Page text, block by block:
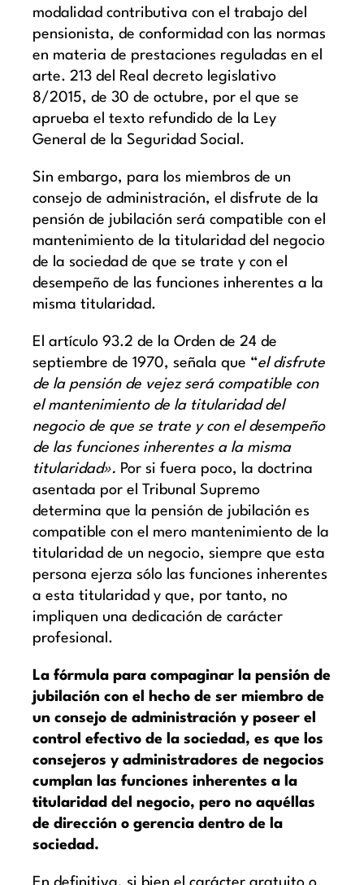
modalidad contributiva con el trabajo del
pensionista, de conformidad con las normas
en materia de prestaciones reguladas en el
arte. 213 del Real decreto legislativo
8/2015, de 30 de octubre, por el que se
aprueba el texto refundido de la Ley
General de la Seguridad Social.
Sin embargo, para los miembros de un
consejo de administración, el disfrute de la
pensión de jubilación será compatible con el
mantenimiento de la titularidad del negocio
de la sociedad de que se trate y con el
desempeño de las funciones inherentes a la
misma titularidad.
El artículo 93.2 de la Orden de 24 de
septiembre de 1970, señala que “el disfrute
de la pensión de vejez será compatible con
el mantenimiento de la titularidad del
negocio de que se trate y con el desempeño
de las funciones inherentes a la misma
titularidad». Por si fuera poco, la doctrina
asentada por el Tribunal Supremo
determina que la pensión de jubilación es
compatible con el mero mantenimiento de la
titularidad de un negocio, siempre que esta
persona ejerza sólo las funciones inherentes
a esta titularidad y que, por tanto, no
impliquen una dedicación de carácter
profesional.
La fórmula para compaginar la pensión de
jubilación con el hecho de ser miembro de
un consejo de administración y poseer el
control efectivo de la sociedad, es que los
consejeros y administradores de negocios
cumplan las funciones inherentes a la
titularidad del negocio, pero no aquéllas
de dirección o gerencia dentro de la
sociedad.